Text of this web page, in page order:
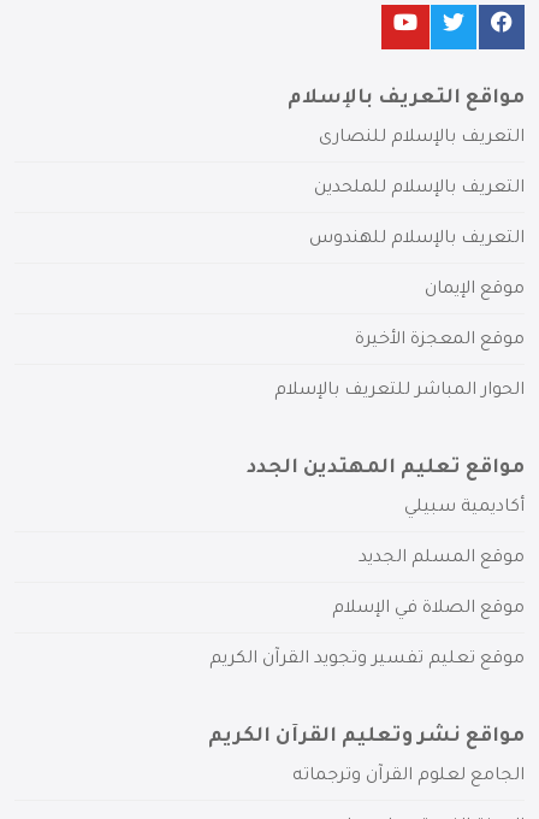
مواقع التعريف بالإسلام
التعريف بالإسلام للنصارى
التعريف بالإسلام للملحدين
التعريف بالإسلام للهندوس
موقع الإيمان
موقع المعجزة الأخيرة
الحوار المباشر للتعريف بالإسلام
مواقع تعليم المهتدين الجدد
أكاديمية سبيلي
موقع المسلم الجديد
موقع الصلاة في الإسلام
موقع تعليم تفسير وتجويد القرآن الكريم
مواقع نشر وتعليم القرآن الكريم
الجامع لعلوم القرآن وترجماته